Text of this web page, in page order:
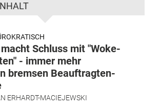
Schluss mit "Woke-
- immer mehr
bremsen Beauftragten-
ERHARDT-MACIEJEWSKI